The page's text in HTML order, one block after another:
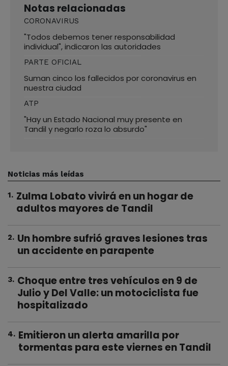
Notas relacionadas
CORONAVIRUS
"Todos debemos tener responsabilidad
individual", indicaron las autoridades
PARTE OFICIAL
Suman cinco los fallecidos por coronavirus en
nuestra ciudad
ATP
"Hay un Estado Nacional muy presente en
Tandil y negarlo roza lo absurdo"
Noticias más leídas
1. Zulma Lobato vivirá en un hogar de
adultos mayores de Tandil
2. Un hombre sufrió graves lesiones tras
un accidente en parapente
3. Choque entre tres vehículos en 9 de
Julio y Del Valle: un motociclista fue
hospitalizado
4. Emitieron un alerta amarilla por
tormentas para este viernes en Tandil